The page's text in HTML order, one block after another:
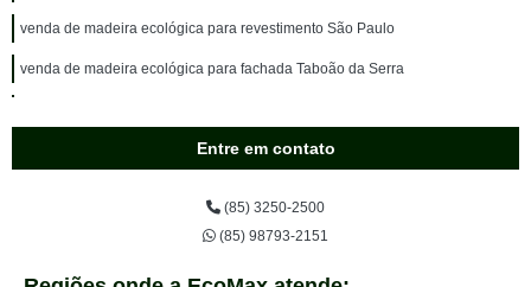
venda de madeira ecológica para revestimento São Paulo
venda de madeira ecológica para fachada Taboão da Serra
onde vende madeira ecológica fachada João Pessoa
venda de madeira ecológica para deck sustentável Guararema
Entre em contato
(85) 3250-2500
(85) 98793-2151